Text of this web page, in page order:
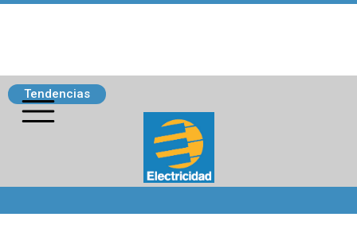
Tendencias